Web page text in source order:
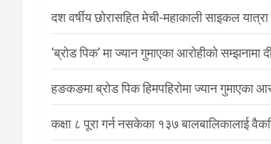
दश वर्षीय छोरासहित मेची-महाकाली साइकल यात्रा
‘ब्रोड पिक’ मा ज्यान गुमाएका आरोहीको सम्झनामा
हङकङमा ब्रोड पिक हिमपहिरोमा ज्यान गुमाएका
कक्षा ८ पूरा गर्न नसकेका १३७ बालबालिकालाई